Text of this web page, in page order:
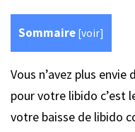
Sommaire [voir]
Vous n’avez plus
pour votre libido c’est
votre baisse de libido